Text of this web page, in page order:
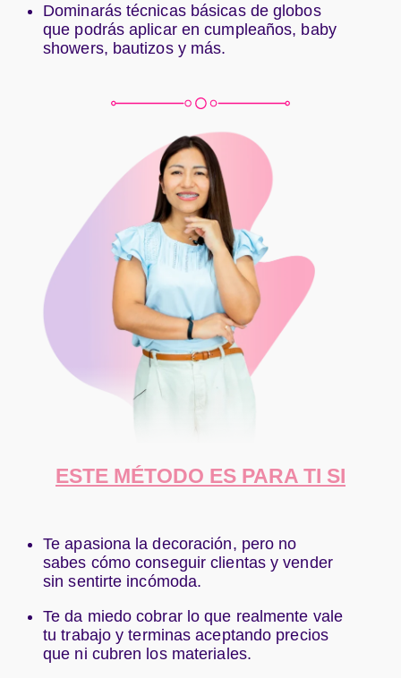
Dominarás técnicas básicas de globos
que podrás aplicar en cumpleaños, baby
showers, bautizos y más.
ESTE MÉTODO ES PARA TI SI
Te apasiona la decoración, pero no
sabes cómo conseguir clientas y vender
sin sentirte incómoda.
Te da miedo cobrar lo que realmente vale
tu trabajo y terminas aceptando precios
que ni cubren los materiales.